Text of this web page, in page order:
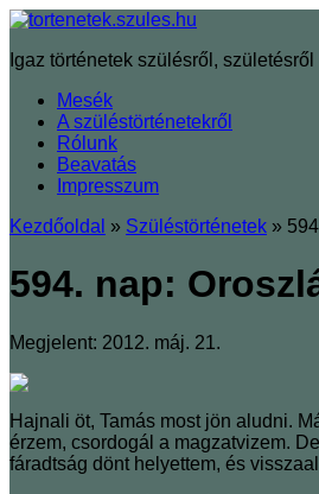
Igaz történetek szülésről, születésről
Mesék
A szüléstörténetekről
Rólunk
Beavatás
Impresszum
Kezdőoldal » Szüléstörténetek »
594. nap:
Megjelent: 2012. máj. 21.
Hajnali öt, Tamás most jön aludni.
érzem, csordogál a magzatvizem.
fáradtság dönt helyettem, és